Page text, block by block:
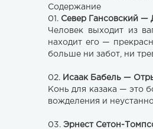
Содержание
01. Север Гансовский —
Человек выходит из
находит его —
больше ни забот, ни
02. Исаак Бабель —
Конь для казака — это
вожделения и
03.Эрнест Сетон-